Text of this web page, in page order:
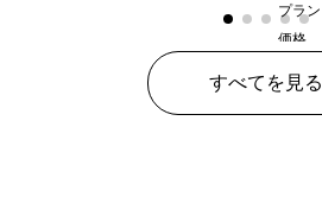
プラン
価格
すべてを見る